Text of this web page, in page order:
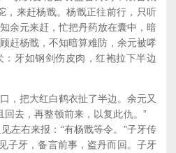
，来赶杨戬。杨戬正往前行，只听
余元来赶，忙把丹药放在囊中，暗
赶杨戬，不知暗算难防，余元被哮
牙如钢剑伤皮肉，红袍拉下半边
，把大红白鹤衣扯了半边。余元又
回去，再整顿前来，以复此仇。”
左右来报：“有杨戬等令。”子牙传
子牙，备言前事，盗丹而回。子牙